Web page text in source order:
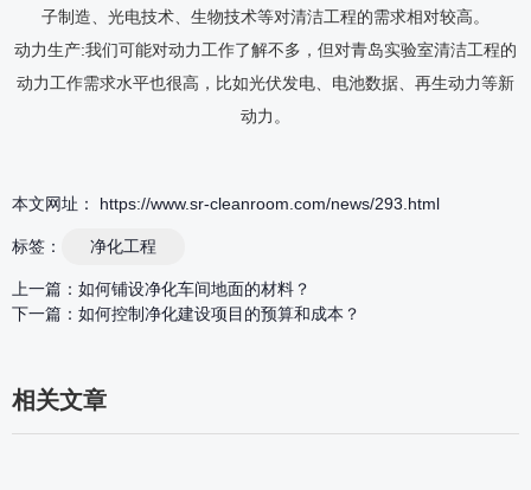
子制造、光电技术、生物技术等对清洁工程的需求相对较高。
动力生产:我们可能对动力工作了解不多，但对青岛实验室清洁工程的
动力工作需求水平也很高，比如光伏发电、电池数据、再生动力等新
动力。
本文网址： https://www.sr-cleanroom.com/news/293.html
标签： 净化工程
上一篇： 如何铺设净化车间地面的材料？
下一篇： 如何控制净化建设项目的预算和成本？
相关文章